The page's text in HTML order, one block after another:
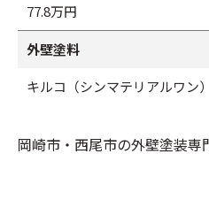
77.8万円
外壁塗料
キルコ（シンマテリアルワン）
岡崎市・西尾市の外壁塗装専